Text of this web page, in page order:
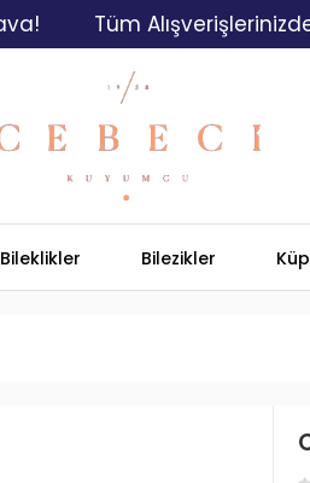
Tüm Alışverişlerinizde
Bileklikler Bilezikler